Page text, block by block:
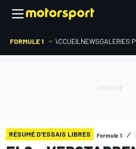
FORMULE 1 ACCUEIL NEWSGALERIES
RÉSUMÉ D'ESSAIS LIBRES Formule 1